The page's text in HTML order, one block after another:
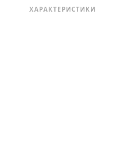
ХАРАКТЕРИСТИКИ